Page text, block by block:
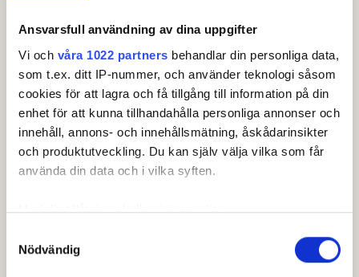
Ansvarsfull användning av dina uppgifter
Vi och våra 1022 partners behandlar din personliga data,
som t.ex. ditt IP-nummer, och använder teknologi såsom
cookies för att lagra och få tillgång till information på din
enhet för att kunna tillhandahålla personliga annonser och
innehåll, annons- och innehållsmätning, åskådarinsikter
och produktutveckling. Du kan själv välja vilka som får
använda din data och i vilka syften.
Med din tillåtelse skulle vi även vilja:
kan ha en noggrannhet på upp till flera meter
Nödvändig
Klasser & ronder
Klass
Lag
HCP
Damer: 0.0 - 0.0
Spelform